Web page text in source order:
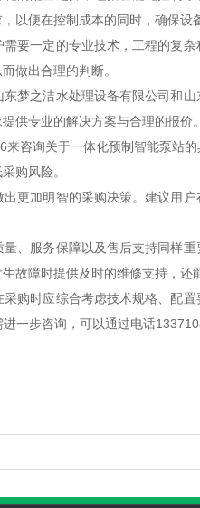
以便在控制成本的同时，确保设
要一定的专业技术，工程的复
做出合理的判断。
梦之洁水处理设备有限公司和
供专业的解决方案与合理的报价
咨询关于一体化预制智能泵站
购风险。
更加明智的采购决策。建议用
、服务保障以及售后支持同样
故障时提供及时的维修支持，
购时应综合考虑技术规格、配
一步咨询，可以通过电话